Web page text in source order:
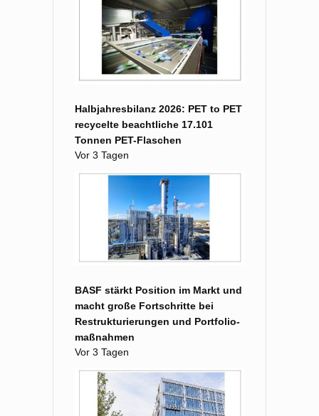
Halbjahresbilanz 2026: PET to PET
recycelte beachtliche 17.101
Tonnen PET-Flaschen
Vor 3 Tagen
BASF stärkt Position im Markt und
macht große Fort­schritte bei
Restruk­turierungen und Portfolio­
maß­nahmen
Vor 3 Tagen